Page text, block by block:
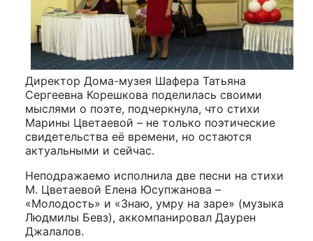
Директор Дома-музея Шафера Татьяна
Сергеевна Корешкова поделилась своими
мыслями о поэте, подчеркнула, что стихи
Марины Цветаевой – не только поэтические
свидетельства её времени, но остаются
актуальными и сейчас.
Неподражаемо исполнила две песни на стихи
М. Цветаевой Елена Юсупжанова –
«Молодость» и «Знаю, умру на заре» (музыка
Людмилы Бевз), аккомпанировал Даурен
Джалалов.